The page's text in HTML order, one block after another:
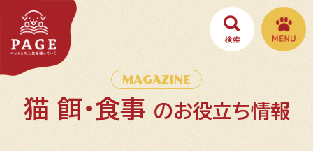
MAGAZINE
猫 餌・食事 のお役立ち情報